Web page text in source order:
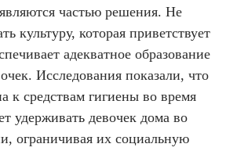
частью решения. Не
культуру, которая приветствует
адекватное образование
Исследования показали, что
к средствам гигиены во время
удерживать девочек дома во
ограничивая их социальную